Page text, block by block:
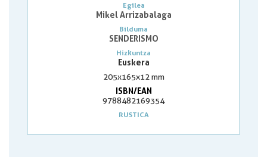
Egilea
Mikel Arrizabalaga
Bilduma
SENDERISMO
Hizkuntza
Euskera
205x165x12 mm
ISBN/EAN
9788482169354
RUSTICA